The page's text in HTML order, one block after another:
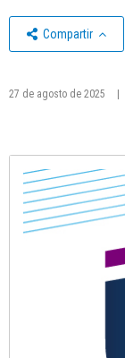
Compartir
27 de agosto de 2025